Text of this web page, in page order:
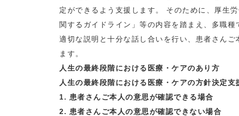
定ができるよう支援します。 そのために、厚生
関するガイドライン」等の内容を踏まえ、多職
適切な説明と十分な話し合いを行い、患者さん
ます。
人生の最終段階における医療・ケアのあり方
人生の最終段階における医療・ケアの方針決定支
1. 患者さんご本人の意思が確認できる場合
2. 患者さんご本人の意思が確認できない場合